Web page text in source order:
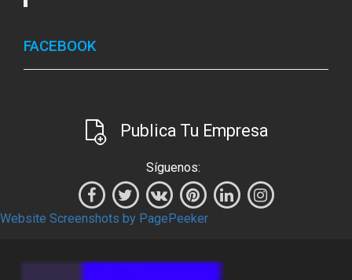
FACEBOOK
Publica Tu Empresa
Síguenos:
Website Screenshots by PagePeeker